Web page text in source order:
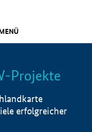
Info
Projekte
erfolgreicher